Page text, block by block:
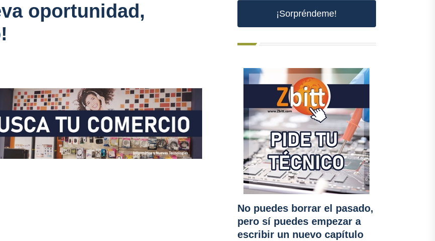
oportunidad,
¡Sorpréndeme!
No puedes borrar el pasado,
pero sí puedes empezar a
escribir un nuevo capítulo